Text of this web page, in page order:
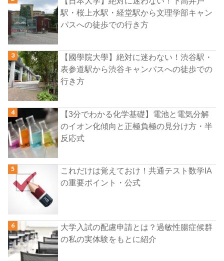
駅・桜上水駅・経堂駅から文理学部キャン
パスへの徒歩での行き方
【國學院大學】絶対に迷わない！渋谷駅・
表参道駅から渋谷キャンパスへの徒歩での
行き方
【3分でわかる化学基礎】電池と電気分解
のイオン化傾向と正極負極の見分け方・半
反応式
これだけは覚えておけ！共通テスト数学IA
の重要ポイント・公式
大学入試の配慮申請とは？過敏性腸症候群
の私の実体験をもとに紹介